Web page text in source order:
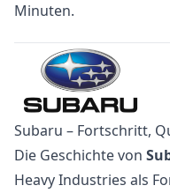
Minuten.
Subaru – Fortschritt,
Die Geschichte von
Heavy Industries als